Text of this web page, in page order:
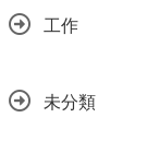
工作
未分類